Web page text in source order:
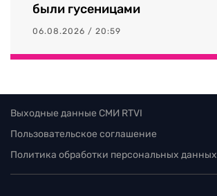
были гусеницами
06.08.2026 / 20:59
Выходные данные СМИ RTVI
Пользовательское соглашение
Политика обработки персональных данных